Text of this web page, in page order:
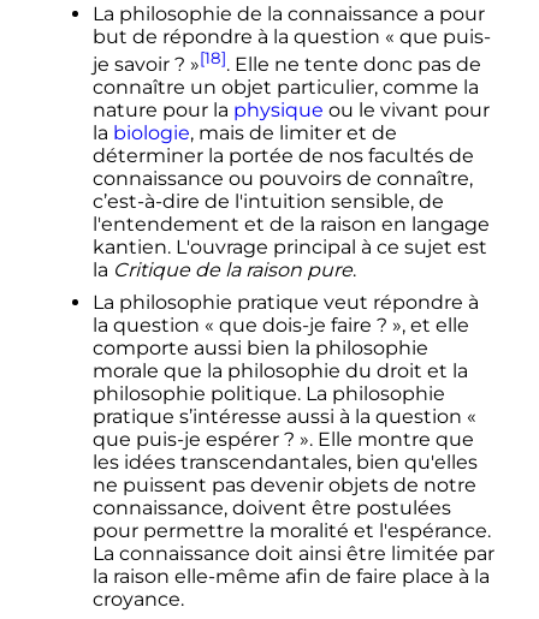
La philosophie de la connaissance a pour
but de répondre à la question « que puis-
je savoir ? »[18]. Elle ne tente donc pas de
connaître un objet particulier, comme la
nature pour la physique ou le vivant pour
la biologie, mais de limiter et de
déterminer la portée de nos facultés de
connaissance ou pouvoirs de connaître,
c’est-à-dire de l'intuition sensible, de
l'entendement et de la raison en langage
kantien. L'ouvrage principal à ce sujet est
la Critique de la raison pure.
La philosophie pratique veut répondre à
la question « que dois-je faire ? », et elle
comporte aussi bien la philosophie
morale que la philosophie du droit et la
philosophie politique. La philosophie
pratique s’intéresse aussi à la question «
que puis-je espérer ? ». Elle montre que
les idées transcendantales, bien qu'elles
ne puissent pas devenir objets de notre
connaissance, doivent être postulées
pour permettre la moralité et l'espérance.
La connaissance doit ainsi être limitée par
la raison elle-même afin de faire place à la
croyance.